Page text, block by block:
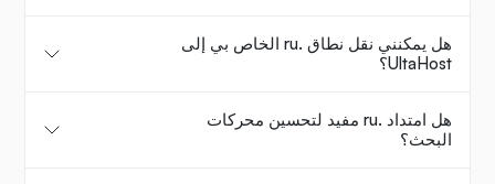
هل يمكنني نقل نطاق .ru الخاص بي إلى
UltaHost؟
هل امتداد .ru مفيد لتحسين محركات
البحث؟